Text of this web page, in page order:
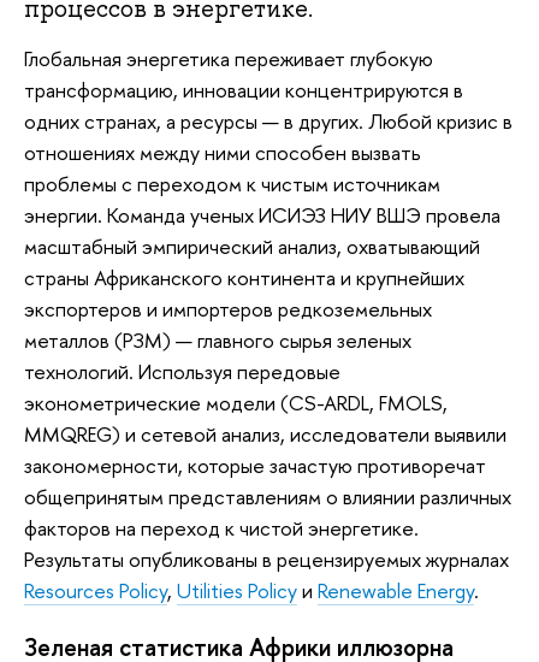
процессов в энергетике.
Глобальная энергетика переживает глубокую
трансформацию, инновации концентрируются в
одних странах, а ресурсы — в других. Любой кризис в
отношениях между ними способен вызвать
проблемы с переходом к чистым источникам
энергии. Команда ученых ИСИЭЗ НИУ ВШЭ провела
масштабный эмпирический анализ, охватывающий
страны Африканского континента и крупнейших
экспортеров и импортеров редкоземельных
металлов (РЗМ) — главного сырья зеленых
технологий. Используя передовые
эконометрические модели (CS-ARDL, FMOLS,
MMQREG) и сетевой анализ, исследователи выявили
закономерности, которые зачастую противоречат
общепринятым представлениям о влиянии различных
факторов на переход к чистой энергетике.
Результаты опубликованы в рецензируемых журналах
Resources Policy, Utilities Policyи Renewable Energy.
Зеленая статистика Африки иллюзорна